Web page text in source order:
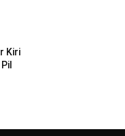
Kiri